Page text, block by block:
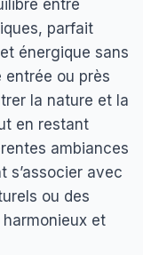
entre
parfait
énergique sans
entrée ou près
la nature et la
en restant
ambiances
s’associer avec
ou des
et